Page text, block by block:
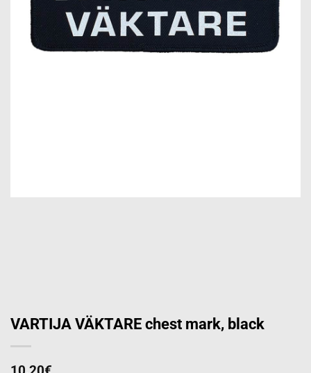
VARTIJA VÄKTARE chest mark, black